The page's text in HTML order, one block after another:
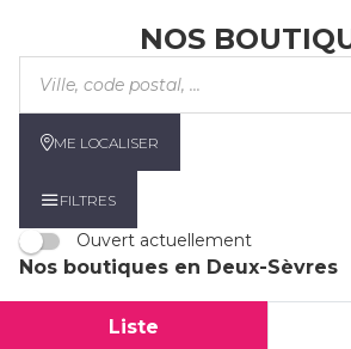
NOS
Veuillez
renseigner
ME LOCALISER
FILTRES
Ouvert actuellement
Nos boutiques en Deux-Sèvres
Liste